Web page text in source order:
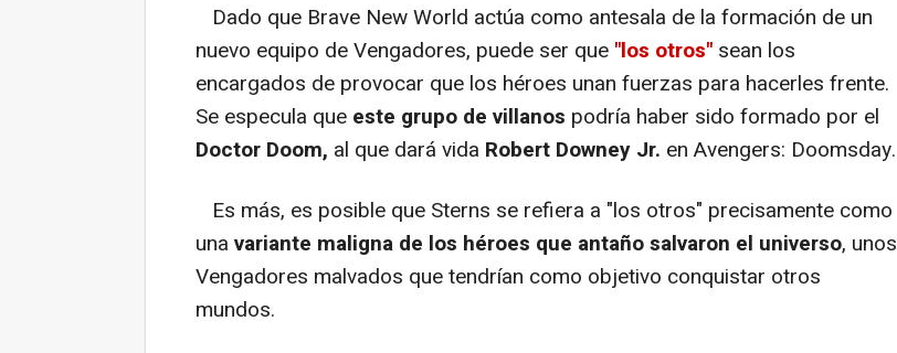
Dado que Brave New World actúa como antesala de la formación de un
nuevo equipo de Vengadores, puede ser que "los otros" sean los
encargados de provocar que los héroes unan fuerzas para hacerles frente.
Se especula que este grupo de villanos podría haber sido formado por el
Doctor Doom, al que dará vida Robert Downey Jr. en Avengers: Doomsday.
Es más, es posible que Sterns se refiera a "los otros" precisamente como
una variante maligna de los héroes que antaño salvaron el universo, unos
Vengadores malvados que tendrían como objetivo conquistar otros
mundos.